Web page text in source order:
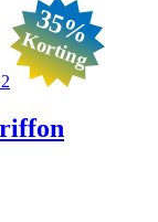
35%
Korting